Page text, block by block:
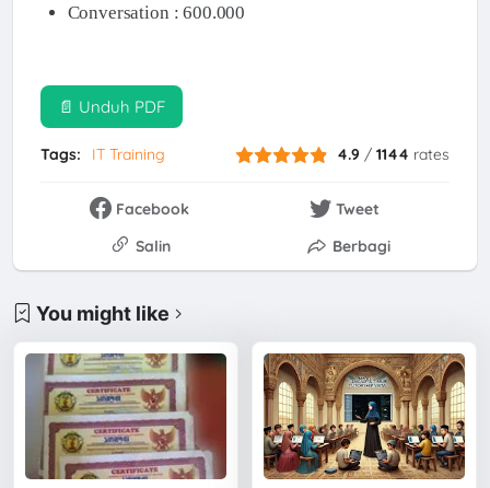
Conversation : 600.000
📄 Unduh PDF
Tags: IT Training 4.9 /1144 rates
Facebook
Tweet
Salin
Berbagi
You might like